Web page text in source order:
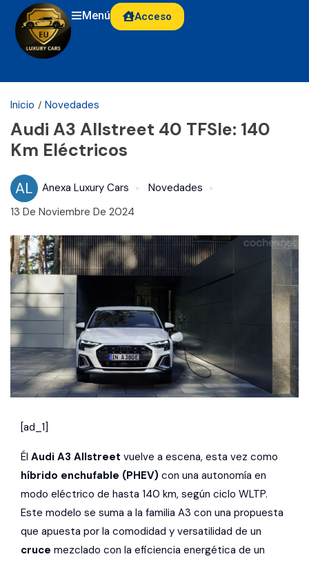
Menú Acceso
Inicio Novedades
Audi A3 Allstreet 40 TFSIe: 140
Km Eléctricos
AL Anexa Luxury Cars
Novedades
13 De Noviembre De 2024
[ad_1]
Él Audi A3 Allstreet vuelve a escena, esta vez como
híbrido enchufable (PHEV) con una autonomía en
modo eléctrico de hasta 140 km, según ciclo WLTP.
Este modelo se suma a la familia A3 con una propuesta
que apuesta por la comodidad y versatilidad de un
cruce mezclado con la eficiencia energética de un